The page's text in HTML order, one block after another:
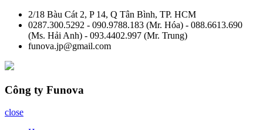
Skip
content
2/18 Bàu Cát 2, P 14, Q Tân Bình, TP. HCM
0287.300.5292 - 090.9788.183 (Mr. Hóa) - 088.6613.690
(Ms. Hải Anh) - 093.4402.997 (Mr. Trung)
funova.jp@gmail.com
Công ty Funova
close